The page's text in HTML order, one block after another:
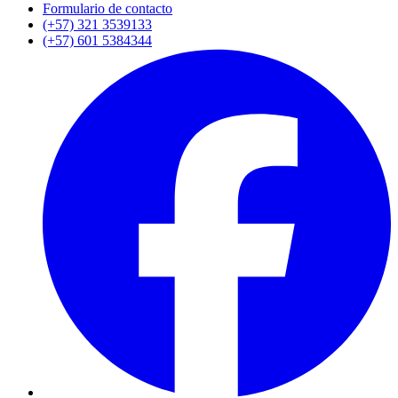
Formulario de contacto
(+57) 321 3539133
(+57) 601 5384344